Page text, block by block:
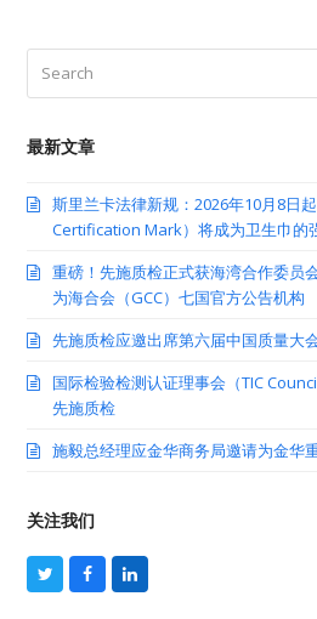
最新文章
斯里兰卡法律新规：2026年10月8日
Certification Mark）将成为卫生巾的
重磅！先施质检正式获海湾合作委员
为海合会（GCC）七国官方公告机构
先施质检应邀出席第六届中国质量大
国际检验检测认证理事会（TIC
先施质检
施毅总经理应金华商务局邀请为金华
关注我们
T
w
F
a
L
i